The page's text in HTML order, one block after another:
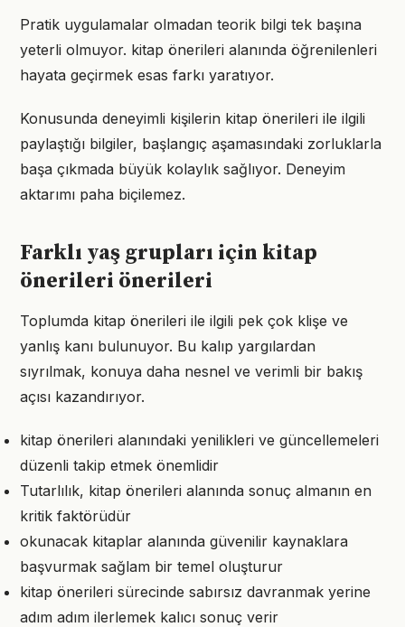
Pratik uygulamalar olmadan teorik bilgi tek başına
yeterli olmuyor. kitap önerileri alanında öğrenilenleri
hayata geçirmek esas farkı yaratıyor.
Konusunda deneyimli kişilerin kitap önerileri ile ilgili
paylaştığı bilgiler, başlangıç aşamasındaki zorluklarla
başa çıkmada büyük kolaylık sağlıyor. Deneyim
aktarımı paha biçilemez.
Farklı yaş grupları için kitap
önerileri önerileri
Toplumda kitap önerileri ile ilgili pek çok klişe ve
yanlış kanı bulunuyor. Bu kalıp yargılardan
sıyrılmak, konuya daha nesnel ve verimli bir bakış
açısı kazandırıyor.
kitap önerileri alanındaki yenilikleri ve güncellemeleri
düzenli takip etmek önemlidir
Tutarlılık, kitap önerileri alanında sonuç almanın en
kritik faktörüdür
okunacak kitaplar alanında güvenilir kaynaklara
başvurmak sağlam bir temel oluşturur
kitap önerileri sürecinde sabırsız davranmak yerine
adım adım ilerlemek kalıcı sonuç verir